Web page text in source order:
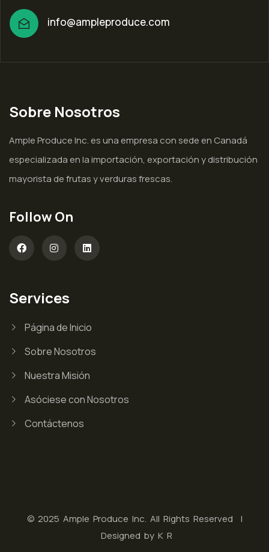
info@ampleproduce.com
Sobre Nosotros
Ample Produce Inc. es una empresa con sede en Canadá
especializada en la importación, exportación y distribución
mayorista de frutas y verduras frescas.
Follow On
Services
Página de Inicio
Sobre Nosotros
Nuestra Misión
Asóciese con Nosotros
Contáctenos
© 2025 Ample Produce Inc. All Rights Reserved |
Designed by K R